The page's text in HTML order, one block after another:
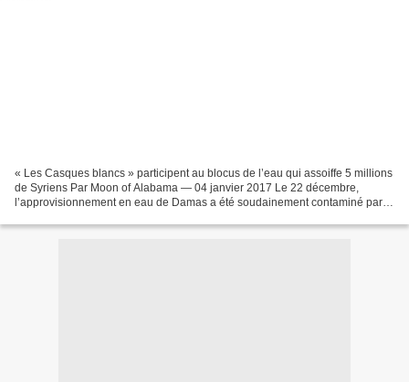
« Les Casques blancs » participent au blocus de l’eau qui assoiffe 5 millions
de Syriens Par Moon of Alabama — 04 janvier 2017 Le 22 décembre,
l’approvisionnement en eau de Damas a été soudainement contaminé par